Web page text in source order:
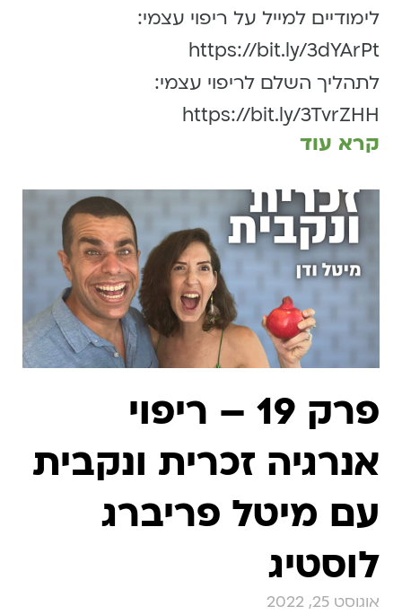
לימודיים למייל על ריפוי עצמי:
https://bit.ly/3dYArPt
לתהליך השלם לריפוי עצמי:
https://bit.ly/3TvrZHH
קרא עוד
פרק 19 – ריפוי
אנרגיה זכרית ונקבית
עם מיטל פריברג
לוסטיג
אוגוסט 25, 2022